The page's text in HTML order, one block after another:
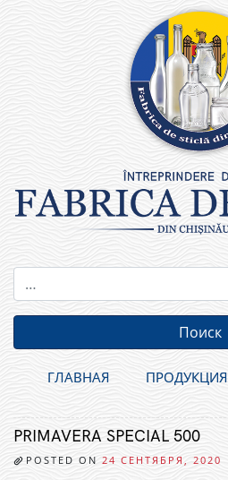
ГЛАВНАЯ ПРОДУКЦИЯ
PRIMAVERA SPECIAL 500
POSTED ON 24 СЕНТЯБРЯ, 2020